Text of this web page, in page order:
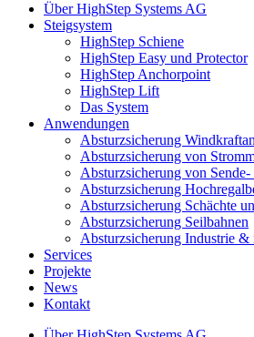
Über HighStep Systems AG
Steigsystem
HighStep Schiene
HighStep Easy und Protector
HighStep Anchorpoint
HighStep Lift
Das System
Anwendungen
Absturzsicherung
Absturzsicherung von
Absturzsicherung von
Absturzsicherung
Absturzsicherung Schächte
Absturzsicherung Seilbahnen
Absturzsicherung Industrie &
Services
Projekte
News
Kontakt